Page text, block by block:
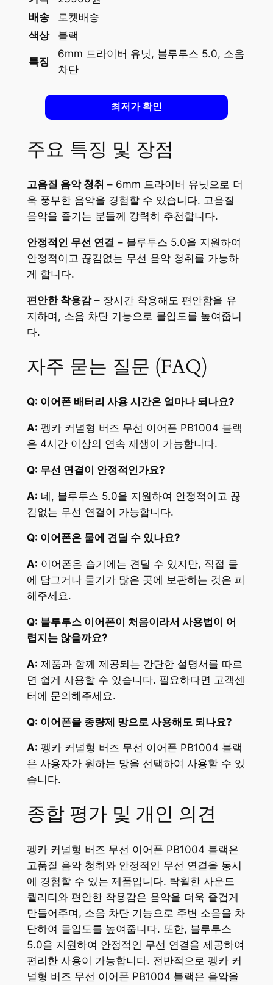
배송
로켓배송
색상
블랙
특징
6mm 드라이버 유닛, 블루투스 5.0, 소음
차단
최저가 확인
주요 특징 및 장점
고음질 음악 청취 – 6mm 드라이버 유닛으로 더
욱 풍부한 음악을 경험할 수 있습니다. 고음질
음악을 즐기는 분들께 강력히 추천합니다.
안정적인 무선 연결 – 블루투스 5.0을 지원하여
안정적이고 끊김없는 무선 음악 청취를 가능하
게 합니다.
편안한 착용감– 장시간 착용해도 편안함을 유
지하며, 소음 차단 기능으로 몰입도를 높여줍니
다.
자주 묻는 질문 (FAQ)
Q: 이어폰 배터리 사용 시간은 얼마나 되나요?
A: 펭카 커널형 버즈 무선 이어폰 PB1004 블랙
은 4시간 이상의 연속 재생이 가능합니다.
Q: 무선 연결이 안정적인가요?
A: 네, 블루투스 5.0을 지원하여 안정적이고 끊
김없는 무선 연결이 가능합니다.
Q: 이어폰은 물에 견딜 수 있나요?
A: 이어폰은 습기에는 견딜 수 있지만, 직접 물
에 담그거나 물기가 많은 곳에 보관하는 것은 피
해주세요.
Q: 블루투스 이어폰이 처음이라서 사용법이 어
렵지는 않을까요?
A: 제품과 함께 제공되는 간단한 설명서를 따르
면 쉽게 사용할 수 있습니다. 필요하다면 고객센
터에 문의해주세요.
Q: 이어폰을 종량제 망으로 사용해도 되나요?
A: 펭카 커널형 버즈 무선 이어폰 PB1004 블랙
은 사용자가 원하는 망을 선택하여 사용할 수 있
습니다.
종합 평가 및 개인 의견
펭카 커널형 버즈 무선 이어폰 PB1004 블랙은
고품질 음악 청취와 안정적인 무선 연결을 동시
에 경험할 수 있는 제품입니다. 탁월한 사운드
퀄리티와 편안한 착용감은 음악을 더욱 즐겁게
만들어주며, 소음 차단 기능으로 주변 소음을 차
단하여 몰입도를 높여줍니다. 또한, 블루투스
5.0을 지원하여 안정적인 무선 연결을 제공하여
편리한 사용이 가능합니다. 전반적으로 펭카 커
널형 버즈 무선 이어폰 PB1004 블랙은 음악을